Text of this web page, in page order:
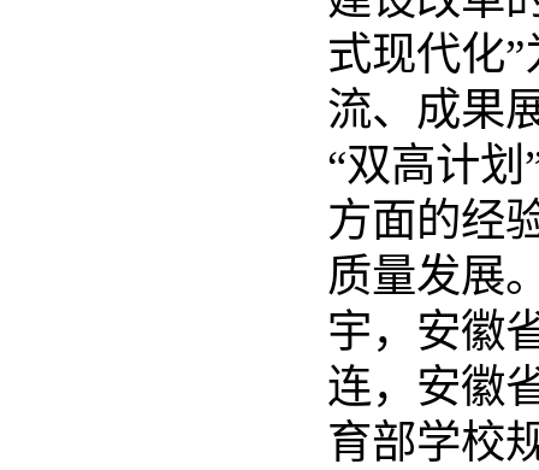
式现代化
流、成果
“双高计
方面的经
质量发展
宇，安徽
连，安徽
育部学校